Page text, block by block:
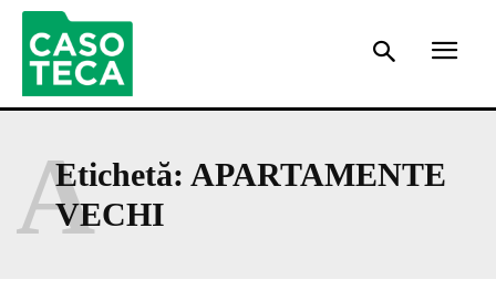
Etichetă: APARTAMENTE
VECHI
A